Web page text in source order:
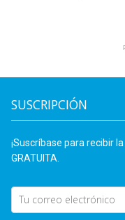
SUSCRIPCIÓN
¡Suscríbase para recibir
GRATUITA.